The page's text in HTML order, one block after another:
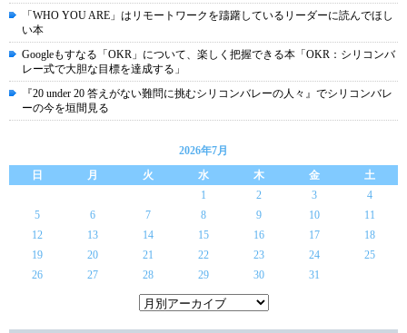
「WHO YOU ARE」はリモートワークを躊躇しているリーダーに読んでほし
い本
Googleもすなる「OKR」について、楽しく把握できる本「OKR：シリコンバ
レー式で大胆な目標を達成する」
『20 under 20 答えがない難問に挑むシリコンバレーの人々』でシリコンバレ
ーの今を垣間見る
2026年7月
日
月 火 水 木 金
土
1
2 3
4
5
6 7 8 9 10
11
12
13 14 15 16 17
18
19
20 21 22 23 24
25
26
27 28 29 30 31